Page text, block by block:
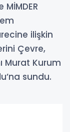
ilişkin
Çevre,
Murat Kurum
sundu.